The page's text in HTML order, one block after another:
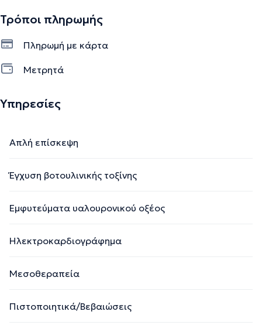
Τρόποι πληρωμής
Πληρωμή με κάρτα
Μετρητά
Υπηρεσίες
Απλή επίσκεψη
Έγχυση βοτουλινικής τοξίνης
Εμφυτεύματα υαλουρονικού οξέος
Ηλεκτροκαρδιογράφημα
Μεσοθεραπεία
Πιστοποιητικά/Βεβαιώσεις